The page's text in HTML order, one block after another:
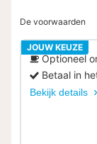
De voorwaarden
JOUW KEUZE
Optioneel
Betaal in
Bekijk details